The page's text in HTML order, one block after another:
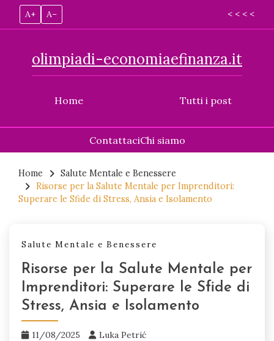
A+ A– < < < <
Home
olimpiadi-economiaefinanza.it
Tutti i post
ContattaciChi siamo
content
Home
Salute Mentale e Benessere
Risorse per la Salute Mentale per Imprenditori:
Superare le Sfide di Stress, Ansia e Isolamento
Salute Mentale e Benessere
Risorse per la Salute Mentale per
Imprenditori: Superare le Sfide di
Stress, Ansia e Isolamento
11/08/2025 Luka Petrić